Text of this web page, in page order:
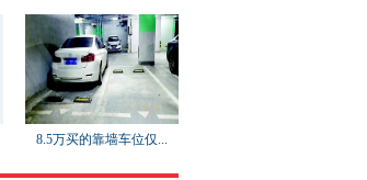
8.5万买的靠墙车位仅...